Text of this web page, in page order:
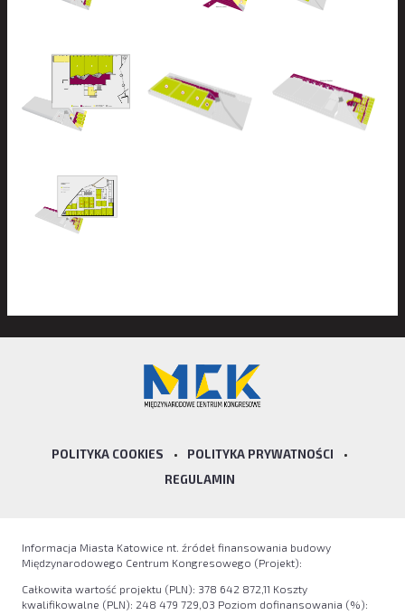
POLITYKA COOKIES • POLITYKA PRYWATNOŚCI
•
REGULAMIN
Informacja Miasta Katowice nt. źródeł finansowania budowy
Międzynarodowego Centrum Kongresowego (Projekt):
Całkowita wartość projektu (PLN): 378 642 872,11 Koszty
kwalifikowalne (PLN): 248 479 729,03 Poziom dofinansowania (%):